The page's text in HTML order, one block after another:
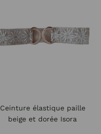
Ceinture élastique paille
beige et dorée Isora